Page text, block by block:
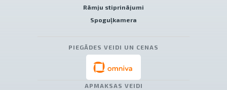
Rāmju stiprinājumi
Spoguļkamera
PIEGĀDES VEIDI UN CENAS
APMAKSAS VEIDI